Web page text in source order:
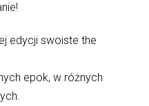
edycji swoiste the
epok, w różnych